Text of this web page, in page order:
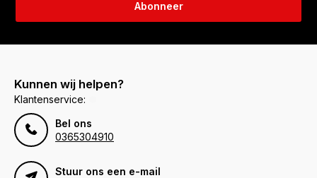
Abonneer
Kunnen wij helpen?
Klantenservice:
Bel ons
0365304910
Stuur ons een e-mail